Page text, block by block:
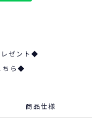
ゼント◆
ちら◆
商品仕様